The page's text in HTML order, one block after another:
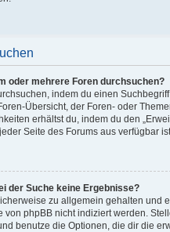
oder mehrere Foren durchsuchen?
indem du einen
Übersicht, der Foren- oder
erhältst du, indem du den
Seite des Forums aus verfügbar
der Suche keine Ergebnisse?
zu allgemein gehalten und
von phpBB nicht indiziert werden.
benutze die Optionen, die dir die